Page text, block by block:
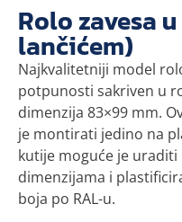
Rolo zavesa
lančićem)
Najkvalitetniji model
potpunosti sakriven u
dimenzija 83×99 mm.
je montirati jedino na
kutije moguće je
dimenzijama i
boja po RAL-u.